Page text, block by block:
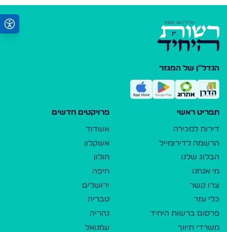
הנדל"ן של המגזר
תפריט ראשי
דירות למכירה
הרשמה לדירומייל
הבלוג שלנו
מי אנחנו
צרו קשר
כלי עזר
פרסום ברשות היחיד
משרדי תיווך
פרויקטים חדשים
אשדוד
אשקלון
חולון
חיפה
ירושלים
טבריה
נהריה
עמנואל